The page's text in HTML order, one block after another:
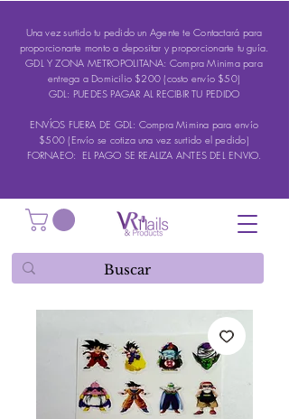
Una vez surtido tu pedido un Agente te Contactará para
proporcionarte monto a depositar y proporcionarte tu guía.
GDL Y ZONA METROPOLITANA: Compra Minima para
entrega a Domicilio $200 (costo envío $50)
GDL: PUEDES PAGAR AL RECIBIR TU PEDIDO
ENVÍOS FUERA DE GDL: Compra Mimina para envío
$500 (Envío se cotiza una vez surtido el pedido)
FORNAEO: EL PAGO SE REALIZA ANTES DEL ENVIO.